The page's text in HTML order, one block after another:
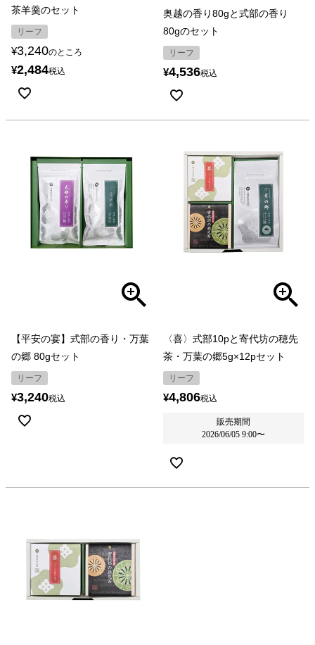
茶羊羹のセット
リーフ
¥3,240のところ
¥2,484税込
奥越の香り80gと式部の香り
80gのセット
リーフ
¥4,536税込
【平安の宴】式部の香り・万葉
の郷 80gセット
リーフ
¥3,240税込
〈喜〉式部10pと寄代坊の穂先
茶・万葉の郷5g×12pセット
リーフ
¥4,806税込
販売期間
2026/06/05 9:00〜